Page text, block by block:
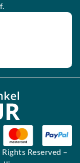
Reserved –